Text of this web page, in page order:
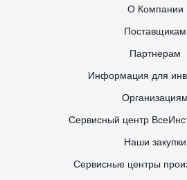
О Компании
Поставщикам
Партнерам
Информация для
Организациям
Сервисный центр
Наши закупки
Сервисные центры